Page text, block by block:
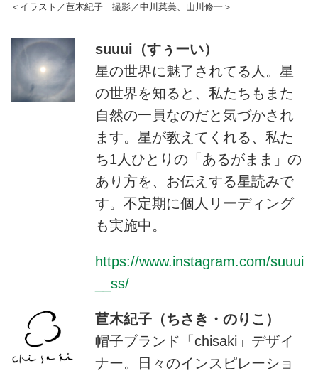
＜イラスト／苣木紀子 撮影／中川菜美、山川修一＞
suuui（すぅーい）
星の世界に魅了されてる人。星
の世界を知ると、私たちもまた
自然の一員なのだと気づかされ
ます。星が教えてくれる、私た
ち1人ひとりの「あるがまま」の
あり方を、お伝えする星読みで
す。不定期に個人リーディング
も実施中。
https://www.instagram.com/suuui
__ss/
苣木紀子（ちさき・のりこ）
帽子ブランド「chisaki」デザイ
ナー。日々のインスピレーショ